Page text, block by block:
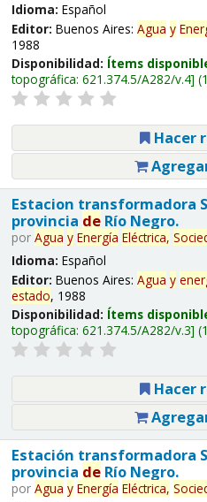
Idioma: Español
Editor: Buenos Aires: Agua y
1988
Disponibilidad: Ítems
topográfica: 621.374.5/A282/v.4
Hacer
Estacion transformadora
provincia deRío Negro.
por Agua y Energía Eléctrica,
Idioma: Español
Editor: Buenos Aires: Agua y
estado, 1988
Disponibilidad: Ítems
topográfica: 621.374.5/A282/v.3
Hacer
Estación transformadora
provincia deRío Negro.
por Agua y Energía Eléctrica,